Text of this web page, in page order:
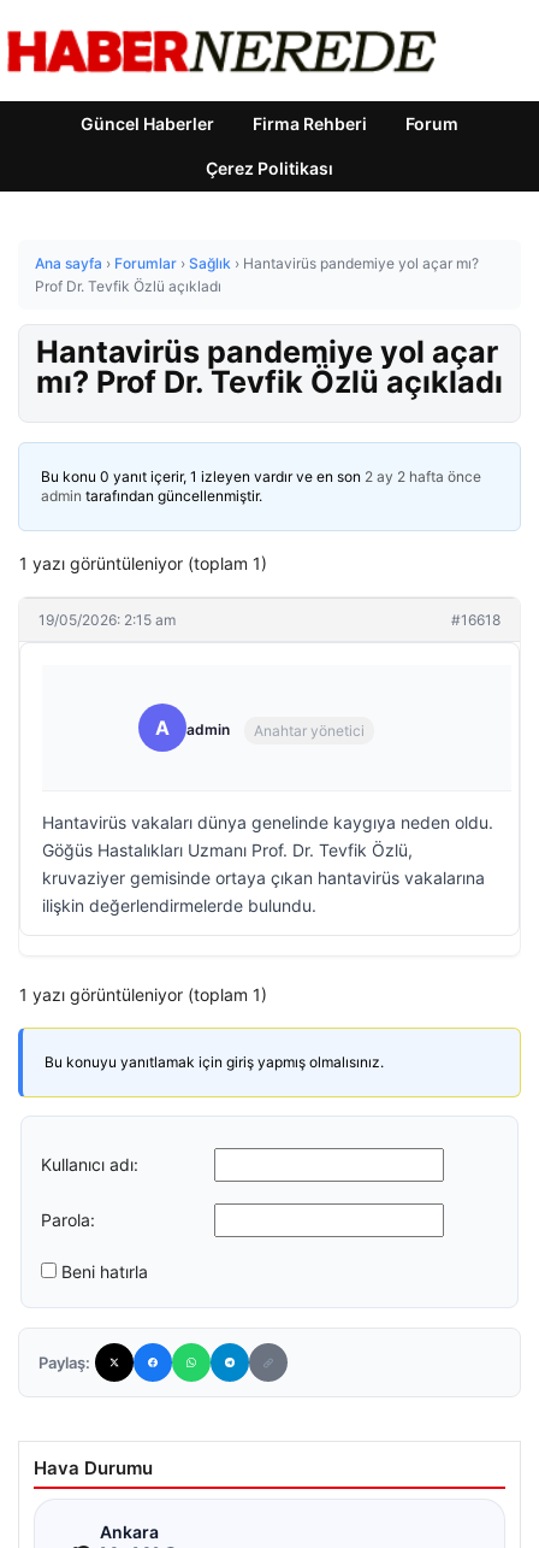
Güncel Haberler Firma Rehberi Forum
Çerez Politikası
Ana sayfa › Forumlar › Sağlık › Hantavirüs pandemiye yol açar mı?
Prof Dr. Tevfik Özlü açıkladı
Hantavirüs pandemiye yol açar
mı? Prof Dr. Tevfik Özlü açıkladı
Bu konu 0 yanıt içerir, 1 izleyen vardır ve en son 2 ay 2 hafta önce
admin tarafından güncellenmiştir.
1 yazı görüntüleniyor (toplam 1)
19/05/2026: 2:15 am #16618
A admin Anahtar yönetici
Hantavirüs vakaları dünya genelinde kaygıya neden oldu.
Göğüs Hastalıkları Uzmanı Prof. Dr. Tevfik Özlü,
kruvaziyer gemisinde ortaya çıkan hantavirüs vakalarına
ilişkin değerlendirmelerde bulundu.
1 yazı görüntüleniyor (toplam 1)
Bu konuyu yanıtlamak için giriş yapmış olmalısınız.
Kullanıcı adı:
Parola:
Beni hatırla
Paylaş:
Hava Durumu
Ankara